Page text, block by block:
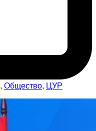
, Общество, ЦУР